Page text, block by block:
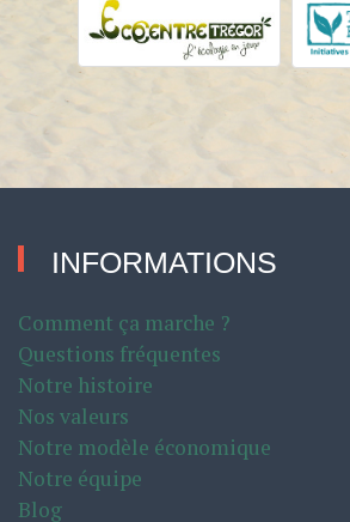
INFORMATIONS
Comment ça marche ?
Questions fréquentes
Notre histoire
Nos valeurs
Notre modèle économique
Notre équipe
Blog